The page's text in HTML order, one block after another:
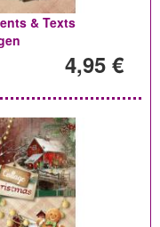
& Texts
4,95 €